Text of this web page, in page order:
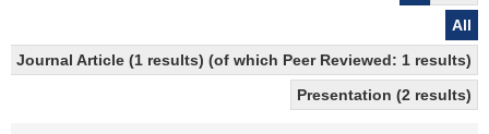
All
Journal Article (1 results) (of which Peer Reviewed: 1 results)
Presentation (2 results)